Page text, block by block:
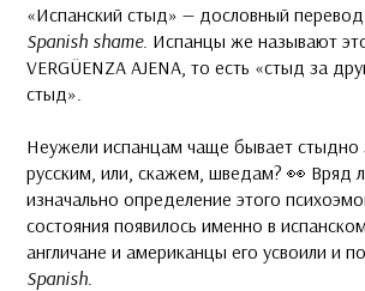
«Испанский стыд» — дословный перевод
Spanish shame. Испанцы же называют
VERGÜENZA AJENA, то есть «стыд за
стыд».
Неужели испанцам чаще бывает стыдно
русским, или, скажем, шведам? 👀 Вряд
изначально определение этого
состояния появилось именно в
англичане и американцы его усвоили и
Spanish